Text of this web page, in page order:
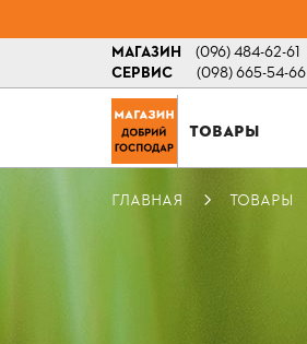
МАГАЗИН (096) 484-62-61
СЕРВИС
(098) 665-54-66
ТОВАРЫ
ГЛАВНАЯ ТОВАРЫ